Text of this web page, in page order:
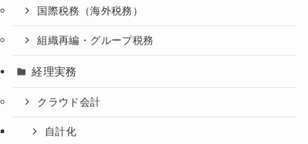
国際税務（海外税務）
組織再編・グループ税務
経理実務
クラウド会計
自計化